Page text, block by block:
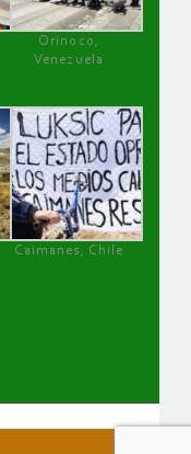
Orinoco,
Venezuela
Caimanes, Chile